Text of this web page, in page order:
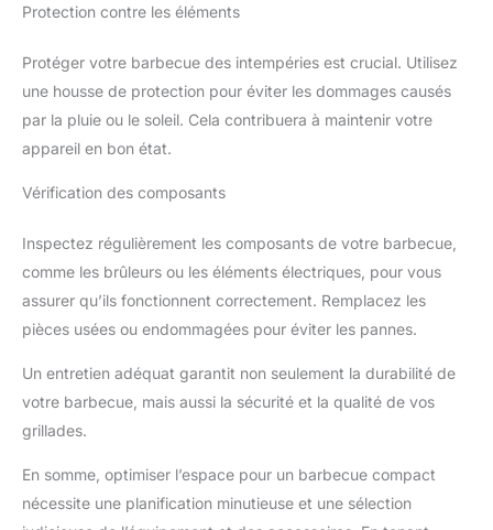
Protection contre les éléments
Protéger votre barbecue des intempéries est crucial. Utilisez
une housse de protection pour éviter les dommages causés
par la pluie ou le soleil. Cela contribuera à maintenir votre
appareil en bon état.
Vérification des composants
Inspectez régulièrement les composants de votre barbecue,
comme les brûleurs ou les éléments électriques, pour vous
assurer qu’ils fonctionnent correctement. Remplacez les
pièces usées ou endommagées pour éviter les pannes.
Un entretien adéquat garantit non seulement la durabilité de
votre barbecue, mais aussi la sécurité et la qualité de vos
grillades.
En somme, optimiser l’espace pour un barbecue compact
nécessite une planification minutieuse et une sélection